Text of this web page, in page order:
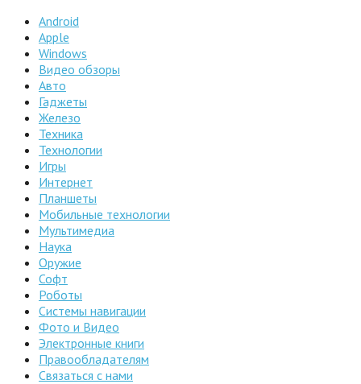
Android
Apple
Windows
Видео обзоры
Авто
Гаджеты
Железо
Техника
Технологии
Игры
Интернет
Планшеты
Мобильные технологии
Мультимедиа
Наука
Оружие
Софт
Роботы
Системы навигации
Фото и Видео
Электронные книги
Правообладателям
Связаться с нами